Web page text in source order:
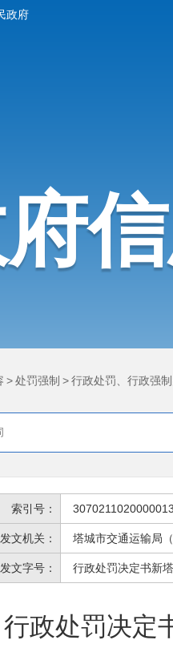
政府
>处罚强制 >行政处罚、行政强
索引号：
发文机关： 塔城市交通运输局
发文字号： 行政处罚决定书新
行政处罚决定